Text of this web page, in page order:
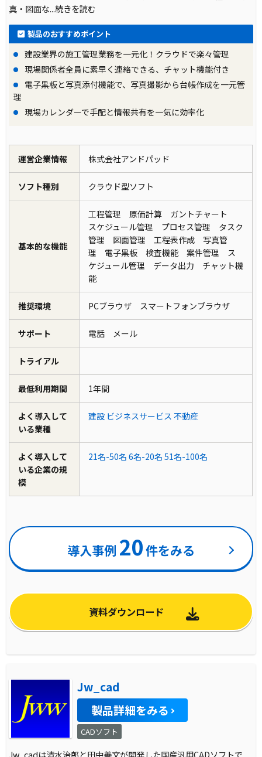
真・図面な...続きを読む
製品のおすすめポイント
建設業界の施工管理業務を一元化！クラウドで楽々管理
現場関係者全員に素早く連絡できる、チャット機能付き
電子黒板と写真添付機能で、写真撮影から台帳作成を一元管
理
現場カレンダーで手配と情報共有を一気に効率化
運営企業情報 株式会社アンドパッド
ソフト種別 クラウド型ソフト
基本的な機能
工程管理 原価計算 ガントチャート
スケジュール管理 プロセス管理 タスク
管理 図面管理 工程表作成 写真管
理 電子黒板 検査機能 案件管理 ス
ケジュール管理 データ出力 チャット機
能
推奨環境 PCブラウザ スマートフォンブラウザ
サポート 電話 メール
トライアル
最低利用期間 1年間
よく導入して
いる業種
建設 ビジネスサービス 不動産
よく導入して
いる企業の規
模
21名-50名 6名-20名 51名-100名
導入事例 20件をみる
資料ダウンロード
Jw_cad
製品詳細をみる
CADソフト
Jw_cadは清水治郎と田中善文が開発した国産汎用CADソフトで